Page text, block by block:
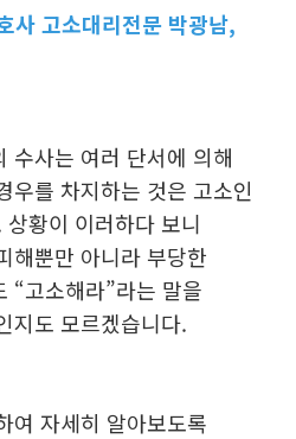
사고소대리전문 박광남,
수사는 여러 단서에 의해
우를 차지하는 것은 고소인
황이 이러하다 보니
해뿐만 아니라 부당한
“고소해라”라는 말을
지도 모르겠습니다.
여 자세히 알아보도록